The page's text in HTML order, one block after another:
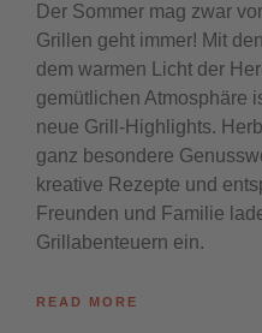
Der Sommer mag zwar
Grillen geht immer! Mit
dem warmen Licht der
gemütlichen Atmosphäre
neue Grill-Highlights.
ganz besondere
kreative Rezepte und
Freunden und Familie
Grillabenteuern ein.
READ MORE